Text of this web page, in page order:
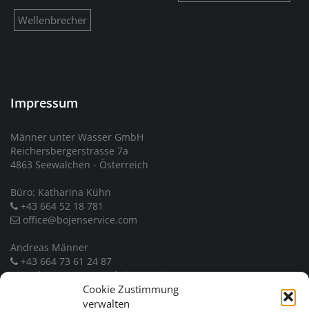
Cookie Zustimmung
verwalten
Wellenbrecher
Impressum
Männer unter Wasser GmbH
Reichersbergerstrasse 7a
4863 Seewalchen - Österreich
Büro: Katharina Kühn
+43 664 52 18 781
office@bojenservice.com
Andreas Männer
+43 664 73 61 24 87
andreas.maenner@bojenservice.com
UID: ATU 71158258